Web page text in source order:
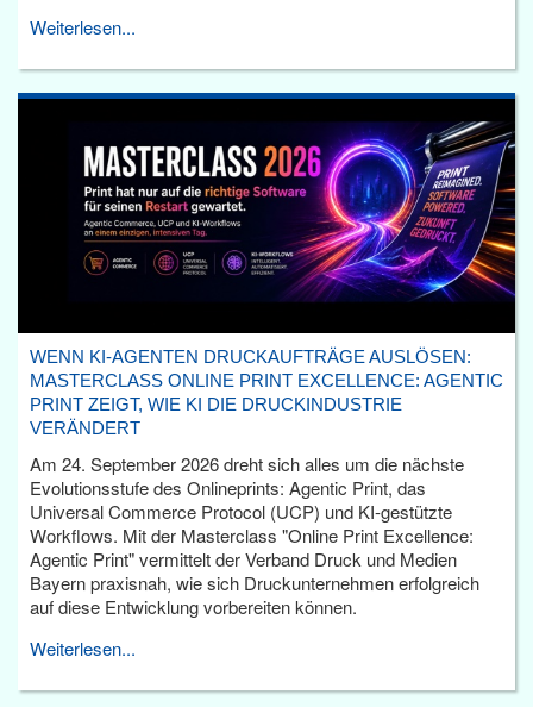
Weiterlesen...
WENN KI-AGENTEN DRUCKAUFTRÄGE AUSLÖSEN:
MASTERCLASS ONLINE PRINT EXCELLENCE: AGENTIC
PRINT ZEIGT, WIE KI DIE DRUCKINDUSTRIE
VERÄNDERT
Am 24. September 2026 dreht sich alles um die nächste
Evolutionsstufe des Onlineprints: Agentic Print, das
Universal Commerce Protocol (UCP) und KI-gestützte
Workflows. Mit der Masterclass "Online Print Excellence:
Agentic Print" vermittelt der Verband Druck und Medien
Bayern praxisnah, wie sich Druckunternehmen erfolgreich
auf diese Entwicklung vorbereiten können.
Weiterlesen...